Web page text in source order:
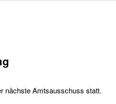
nächste Amtsausschuss statt.